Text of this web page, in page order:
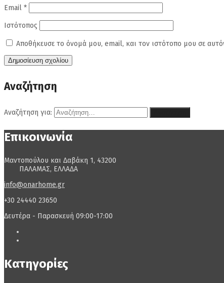
Email *
Ιστότοπος
Αποθήκευσε το όνομά μου, email, και τον ιστότοπο μου σε
Αναζήτηση
Αναζήτηση για:
Επικοινωνία
Μαντοπούλου και Δαβάκη 1, 43200
ΠΑΛΑΜΑΣ, ΕΛΛΑΔΑ
info@onarhome.gr
+30 24440 23650
Δευτέρα - Παρασκευή 09:00-17:00
Κατηγορίες